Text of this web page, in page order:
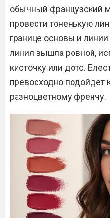
обычный французский
провести тоненькую
границе основы и
линия вышла ровной,
кисточку или дотс.
превосходно подойдет
разноцветному френчу.